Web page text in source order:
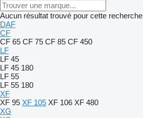
Aucun résultat trouvé pour cette recherche
DAF
CF
CF 65 CF 75 CF 85 CF 450
LF
LF 45
LF 45 180
LF 55
LF 55 180
XF
XF 95 XF 105 XF 106 XF 480
XG